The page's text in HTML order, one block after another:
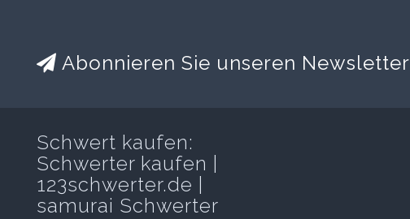
Abonnieren Sie unseren Newsletter
Schwert kaufen:
Schwerter kaufen |
123schwerter.de |
samurai Schwerter